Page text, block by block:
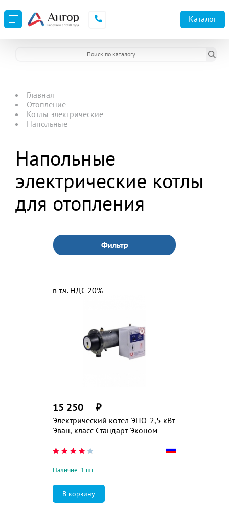
Каталог
Главная
Отопление
Котлы электрические
Напольные
Напольные
электрические котлы
для отопления
Фильтр
Электрический котёл ЭПО-2,5 кВт
Эван, класс Стандарт Эконом
15 250 ₽
в т.ч. НДС 20%
Наличие: 1 шт.